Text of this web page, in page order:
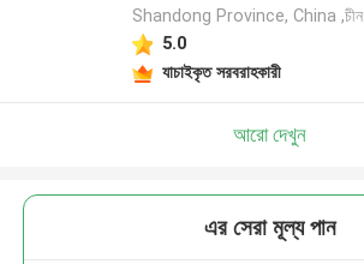
Shandong Province, China ,চীন
5.0
যাচাইকৃত সরবরাহকারী
আরো দেখুন
এর সেরা মূল্য পান